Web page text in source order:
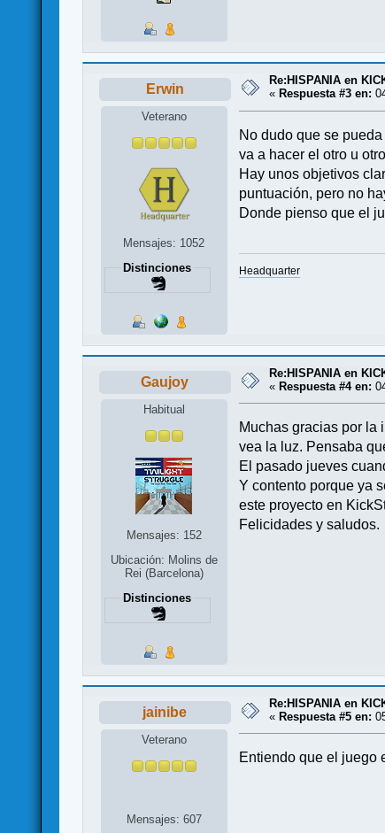
Erwin
Veterano
Mensajes: 1052
Distinciones
Re:HISPANIA en
« Respuesta #3 en:
No dudo que se
va a hacer el otro u
Hay unos objetivos
puntuación, pero no
Donde pienso que el
Headquarter
Gaujoy
Habitual
Mensajes: 152
Ubicación: Molins de
Rei (Barcelona)
Distinciones
Re:HISPANIA en
« Respuesta #4 en:
Muchas gracias por la
vea la luz. Pensaba
El pasado jueves
Y contento porque ya
este proyecto en
Felicidades y saludos.
jainibe
Veterano
Mensajes: 607
Re:HISPANIA en
«Respuesta #5 en:
Entiendo que el juego